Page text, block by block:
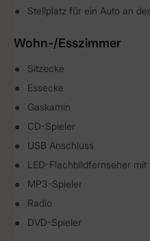
Stellplatz für ein Auto an
Wohn-/Esszimmer
Sitzecke
Essecke
Gaskamin
CD-Spieler
USB Anschluss
LED-Flachbildfernseher mit
MP3-Spieler
Radio
DVD-Spieler